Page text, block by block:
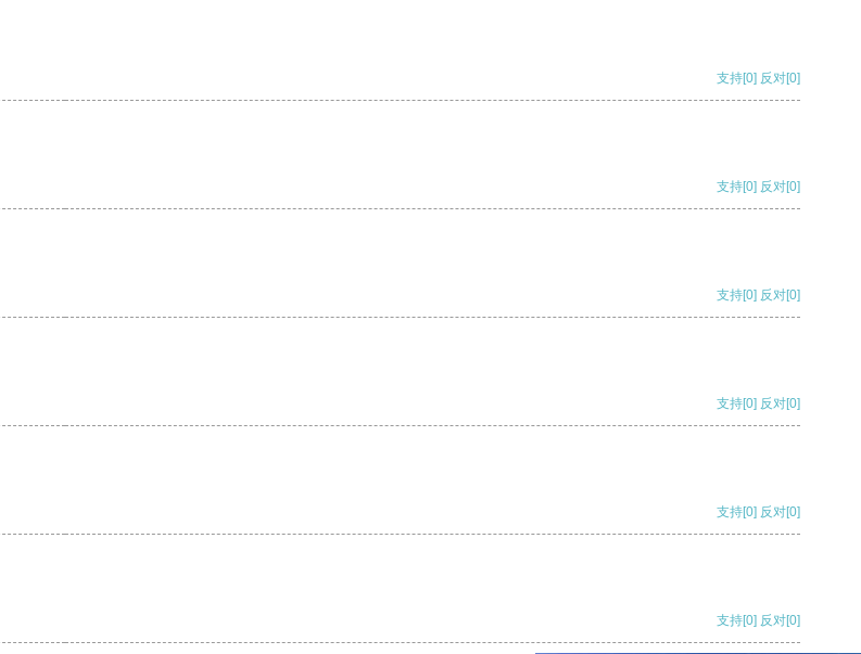
支持[0] 反对[0]
支持[0] 反对[0]
支持[0] 反对[0]
支持[0] 反对[0]
支持[0] 反对[0]
支持[0] 反对[0]